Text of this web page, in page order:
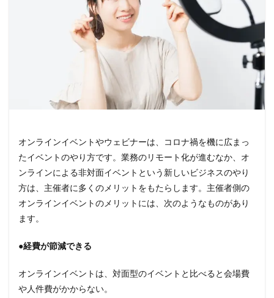
オンラインイベントやウェビナーは、コロナ禍を機に広まっ
たイベントのやり方です。業務のリモート化が進むなか、オ
ンラインによる非対面イベントという新しいビジネスのやり
方は、主催者に多くのメリットをもたらします。主催者側の
オンラインイベントのメリットには、次のようなものがあり
ます。
●経費が節減できる
オンラインイベントは、対面型のイベントと比べると会場費
や人件費がかからない。